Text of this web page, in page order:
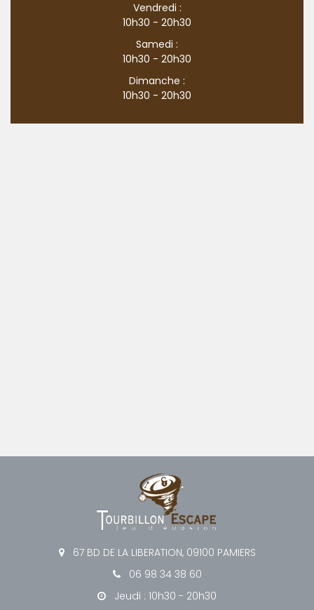
Vendredi :
10h30 - 20h30
Samedi :
10h30 - 20h30
Dimanche :
10h30 - 20h30
67 BD DE LA LIBERATION, 09100 PAMIERS
06 98 34 38 60
Jeudi : 10h30 - 20h30